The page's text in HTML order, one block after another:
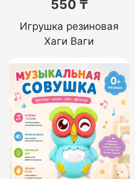
550 ₸
Игрушка резиновая
Хаги Ваги